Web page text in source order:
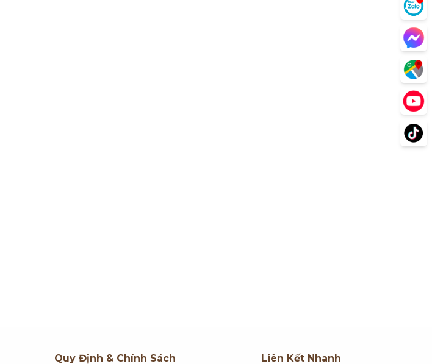
Quy Định & Chính Sách Liên Kết Nhanh